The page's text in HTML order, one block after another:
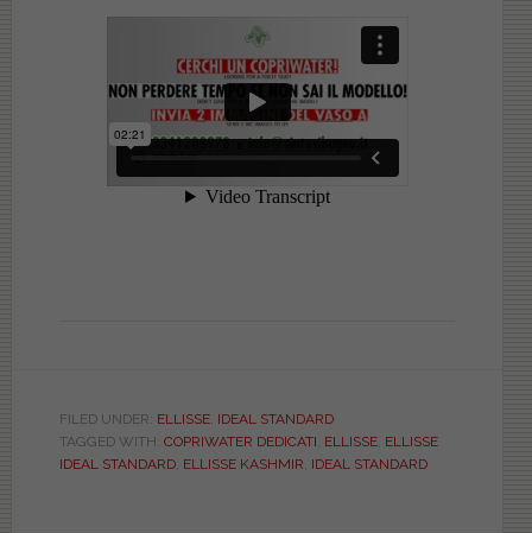
FILED UNDER: ELLISSE, IDEAL STANDARD
TAGGED WITH: COPRIWATER DEDICATI, ELLISSE, ELLISSE
IDEAL STANDARD, ELLISSE KASHMIR, IDEAL STANDARD